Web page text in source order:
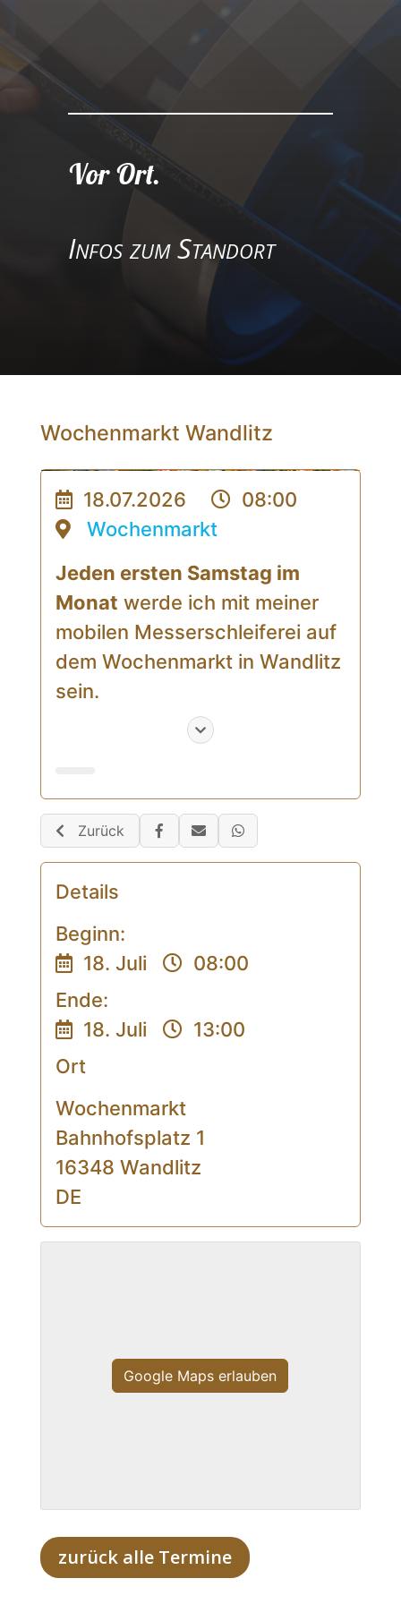
25
Vor Ort.
Infos zum Standort
Wochenmarkt Wandlitz
18.07.2026
08:00
Wochenmarkt
Jeden ersten Samstag im
Monat werde ich mit meiner
mobilen Messerschleiferei auf
dem Wochenmarkt in Wandlitz
sein.
Damastmesser, Gartengeräte
wie Rasenmähermesser,
kommt vorbei, schlendert über
den Markt und holt alles
scharf wieder ab.
Mit am Stand wird auch
mit ihrem leckeren Honig
Zurück
Details
Beginn:
18. Juli
08:00
Ende:
18. Juli
13:00
Ort
Wochenmarkt
Bahnhofsplatz 1
16348 Wandlitz
DE
Google Maps erlauben
zurück alle Termine